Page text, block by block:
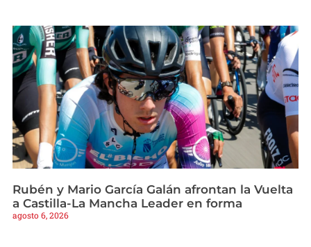
Rubén y Mario García Galán afrontan la Vuelta
a Castilla-La Mancha Leader en forma
agosto 6, 2026